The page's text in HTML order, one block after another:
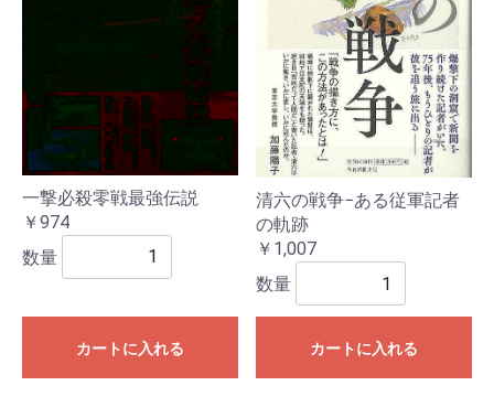
一撃必殺零戦最強伝説
￥974
数量
カートに入れる
清六の戦争−ある従軍記者
の軌跡
￥1,007
数量
カートに入れる